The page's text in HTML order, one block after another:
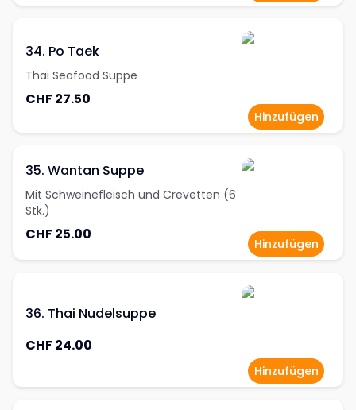
34. Po Taek
Thai Seafood Suppe
CHF 27.50
Hinzufügen
35. Wantan Suppe
Mit Schweinefleisch und Crevetten (6
Stk.)
CHF 25.00
Hinzufügen
36. Thai Nudelsuppe
CHF 24.00
Hinzufügen